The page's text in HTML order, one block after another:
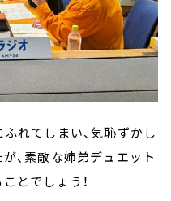
れてしまい、気恥ずかし
、素敵な姉弟デュエット
とでしょう！